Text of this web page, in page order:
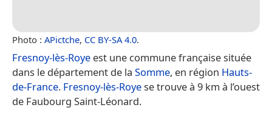
Photo : APictche, CC BY-SA 4.0.
Fresnoy-lès-Roye est une commune française située
dans le département de la Somme, en région Hauts-
de-France. Fresnoy-lès-Royese trouve à 9 km à l’ouest
de Faubourg Saint-Léonard.